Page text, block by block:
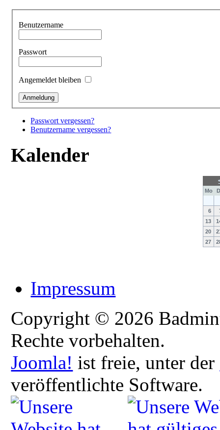
Benutzername
Passwort
Angemeldet bleiben
Passwort vergessen?
Benutzername vergessen?
Kalender
Mo
6
13
20
27
Impressum
Copyright © 2026
Rechte vorbehalten.
Joomla! ist freie, unter der
veröffentlichte Software.